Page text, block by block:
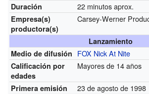
Duración 22 minutos aprox.
Empresa(s)
productora(s)
Carsey-Werner
Lanzamiento
Medio de difusión FOX Nick At Nite
Calificación por
edades
Mayores de 14 años
Primera emisión 23 de agosto de 1998